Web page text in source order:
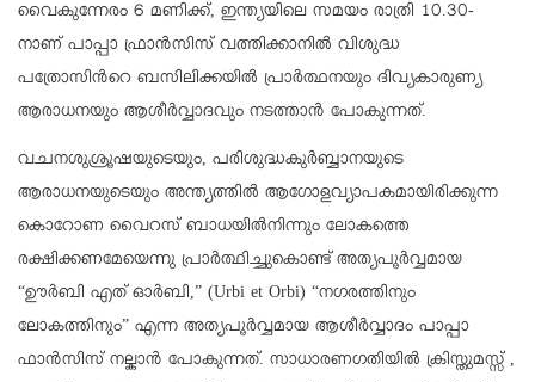
വൈകുന്നേരം 6 മണിക്ക്, ഇന്ത്യയിലെ സമയം രാത്രി 10.30-
നാണ് പാപ്പാ ഫ്രാന്‍സിസ് വത്തിക്കാനില്‍ വിശുദ്ധ
പത്രോസിന്‍റെ ബസിലിക്കയില്‍ പ്രാര്‍ത്ഥനയും ദിവ്യകാരുണ്യ
ആരാധനയും ആശീര്‍വ്വാദവും നടത്താന്‍ പോകുന്നത്.
വചനശുശ്രൂഷയുടെയും, പരിശുദ്ധകുര്‍ബ്ബാനയുടെ
ആരാധനയുടെയും അന്ത്യത്തില്‍ ആഗോളവ്യാപകമായിരിക്കുന്ന
കൊറോണ വൈറസ് ബാധയില്‍നിന്നും ലോകത്തെ
രക്ഷിക്കണമേയെന്നു പ്രാര്‍ത്ഥിച്ചുകൊണ്ട് അത്യപൂര്‍വ്വമായ
“ഊര്‍ബി എത് ഓര്‍ബി,” (Urbi et Orbi) “നഗരത്തിനും
ലോകത്തിനും” എന്ന അത്യപൂര്‍വ്വമായ ആശീര്‍വ്വാദം പാപ്പാ
ഫാന്‍സിസ് നല്കാന്‍ പോകുന്നത്. സാധാരണഗതിയില്‍ ക്രിസ്തുമസ്സ് ,